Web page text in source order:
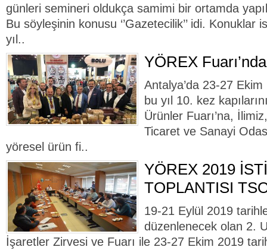
günleri semineri oldukça samimi bir ortamda
Bu söyleşinin konusu ‘’Gazetecilik’’ idi. Konuklar
yıl..
YÖREX
Antalya’da 23-27
bu yıl 10. kez
Ürünler Fuarı’na,
Ticaret ve Sanayi
yöresel ürün fi..
YÖREX 2019
TOPLANTISI
19-21 Eylül 2019
düzenlenecek olan 2.
İşaretler Zirvesi ve Fuarı ile 23-27 Ekim 2019